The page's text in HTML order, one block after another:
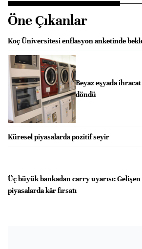
Öne Çıkanlar
Koç Üniversitesi enflasyon anketinde
Beyaz eşyada
döndü
Küresel piyasalarda pozitif seyir
Üç büyük bankadan carry uyarısı: Gelişen
piyasalarda kâr fırsatı